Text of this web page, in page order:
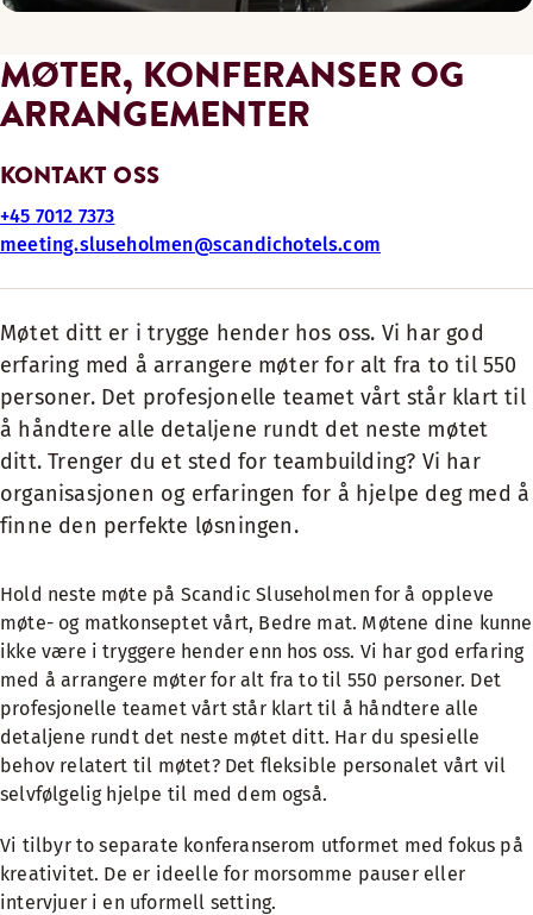
MØTER, KONFERANSER OG
ARRANGEMENTER
KONTAKT OSS
+45 7012 7373
meeting.sluseholmen@scandichotels.com
Møtet ditt er i trygge hender hos oss. Vi har god
erfaring med å arrangere møter for alt fra to til 550
personer. Det profesjonelle teamet vårt står klart til
å håndtere alle detaljene rundt det neste møtet
ditt. Trenger du et sted for teambuilding? Vi har
organisasjonen og erfaringen for å hjelpe deg med å
finne den perfekte løsningen.
Hold neste møte på Scandic Sluseholmen for å oppleve
møte-og matkonseptet vårt, Bedre mat. Møtene dine kunne
ikke være i tryggere hender enn hos oss. Vi har god erfaring
med å arrangere møter for alt fra to til 550 personer. Det
profesjonelle teamet vårt står klart til å håndtere alle
detaljene rundt det neste møtet ditt. Har du spesielle
behov relatert til møtet? Det fleksible personalet vårt vil
selvfølgelig hjelpe til med dem også.
Vi tilbyr to separate konferanserom utformet med fokus på
kreativitet. De er ideelle for morsomme pauser eller
intervjuer i en uformell setting.